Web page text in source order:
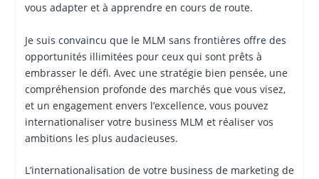
vous adapter et à apprendre en cours de route.
Je suis convaincu que le MLM sans frontières offre des
opportunités illimitées pour ceux qui sont prêts à
embrasser le défi. Avec une stratégie bien pensée, une
compréhension profonde des marchés que vous visez,
et un engagement envers l’excellence, vous pouvez
internationaliser votre business MLM et réaliser vos
ambitions les plus audacieuses.
L’internationalisation de votre business de marketing de